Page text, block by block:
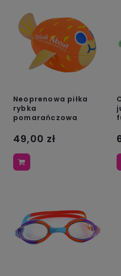
Neoprenowa piłka
rybka
pomarańczowa
49,00 zł